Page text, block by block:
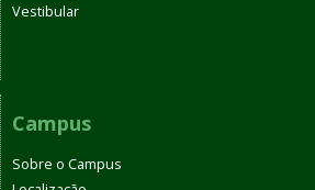
Vestibular
Campus
Sobre o Campus